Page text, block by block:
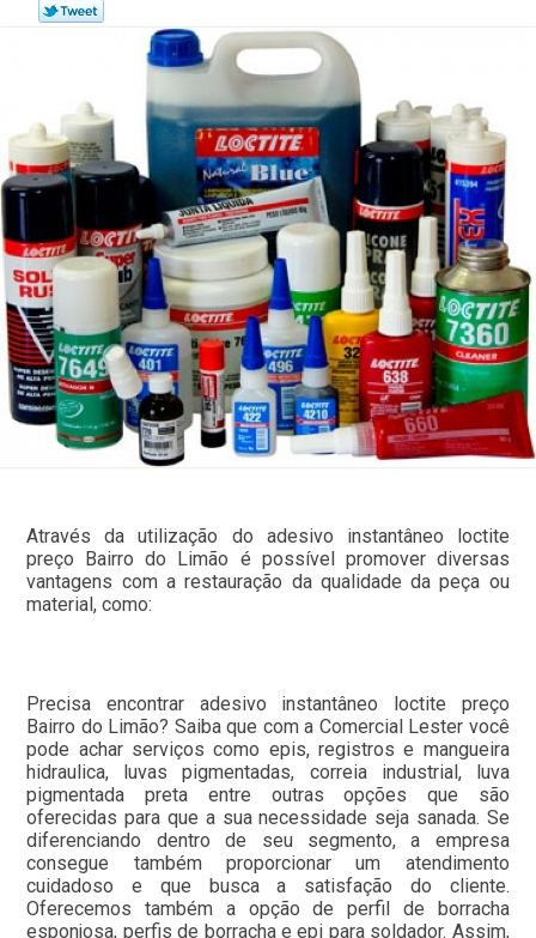
Através da utilização do adesivo instantâneo loctite
preço Bairro do Limão é possível promover diversas
vantagens com a restauração da qualidade da peça ou
material, como:
Precisa encontrar adesivo instantâneo loctite preço
Bairro do Limão? Saiba que com a Comercial Lester você
pode achar serviços como epis, registros e mangueira
hidraulica, luvas pigmentadas, correia industrial, luva
pigmentada preta entre outras opções que são
oferecidas para que a sua necessidade seja sanada. Se
diferenciando dentro de seu segmento, a empresa
consegue também proporcionar um atendimento
cuidadoso e que busca a satisfação do cliente.
Oferecemos também a opção de perfil de borracha
esponjosa, perfis de borracha e epi para soldador. Assim,